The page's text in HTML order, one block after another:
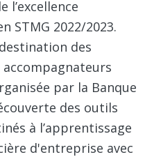
l’excellence
STMG 2022/2023.
des
par la Banque
des outils
à l’apprentissage
d'entreprise avec